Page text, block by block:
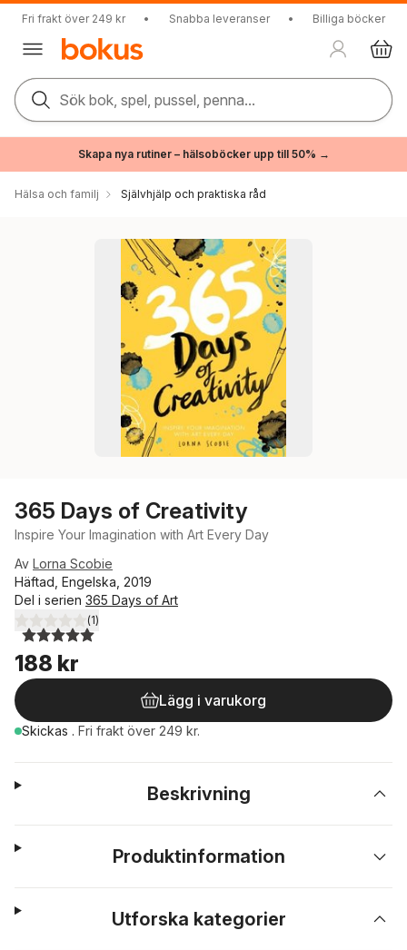
Fri frakt över 249 kr • Snabba leveranser • Billiga böcker
Sök bok, spel, pussel, penna...
Skapa nya rutiner – hälsoböcker upp till 50% →
Hälsa och familj Självhjälp och praktiska råd
365 Days of Creativity
Inspire Your Imagination with Art Every Day
Av Lorna Scobie
Häftad, Engelska, 2019
Del i serien 365 Days of Art
5,0utav 5 stjärnor. Totalt antal röster:
(1)
188 kr
Lägg i varukorg
Skickas . Fri frakt över 249 kr.
Beskrivning
Produktinformation
Utforska kategorier